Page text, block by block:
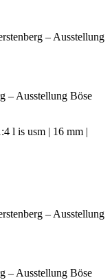
– Ausstellung Böse
l is usm | 16 mm |
– Ausstellung Böse